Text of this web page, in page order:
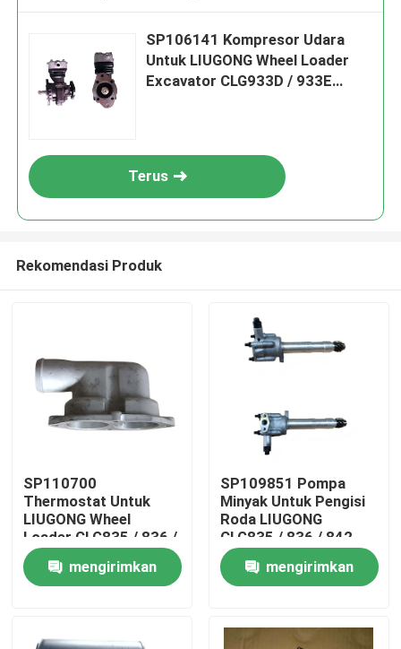
Rumah
Produk
Video
SP106141 Kompresor Udara
Untuk LIUGONG Wheel Loader
Excavator CLG933D / 933E
Terus
Rekomendasi Produk
SP110700
Thermostat Untuk
LIUGONG Wheel
Loader CLG835 / 836 /
842 Grader/Roadroller
CLG418 / 4180D / 612
/ 614
mengirimkan
SP109851 Pompa
Minyak Untuk Pengisi
Roda LIUGONG
CLG835 / 836 / 842
Excavator CLG920C/D
/ 922D / 925D
mengirimkan